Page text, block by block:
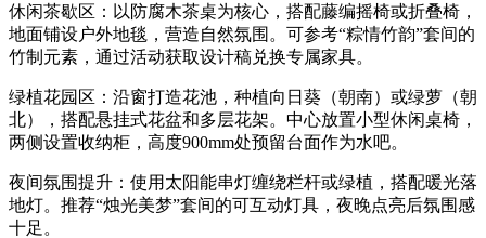
休闲茶歇区：以防腐木茶桌为核心，搭配藤编摇椅或折叠椅，
地面铺设户外地毯，营造自然氛围。可参考“粽情竹韵”套间的
竹制元素，通过活动获取设计稿兑换专属家具。
绿植花园区：沿窗打造花池，种植向日葵（朝南）或绿萝（朝
北），搭配悬挂式花盆和多层花架。中心放置小型休闲桌椅，
两侧设置收纳柜，高度900mm处预留台面作为水吧。
夜间氛围提升：使用太阳能串灯缠绕栏杆或绿植，搭配暖光落
地灯。推荐“烛光美梦”套间的可互动灯具，夜晚点亮后氛围感
十足。